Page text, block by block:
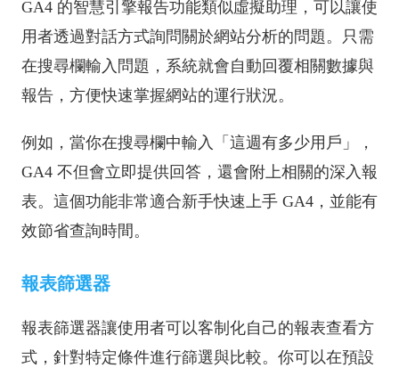
GA4 的智慧引擎報告功能類似虛擬助理，可以讓使
用者透過對話方式詢問關於網站分析的問題。只需
在搜尋欄輸入問題，系統就會自動回覆相關數據與
報告，方便快速掌握網站的運行狀況。
例如，當你在搜尋欄中輸入「這週有多少用戶」，
GA4 不但會立即提供回答，還會附上相關的深入報
表。這個功能非常適合新手快速上手 GA4，並能有
效節省查詢時間。
報表篩選器
報表篩選器讓使用者可以客制化自己的報表查看方
式，針對特定條件進行篩選與比較。你可以在預設